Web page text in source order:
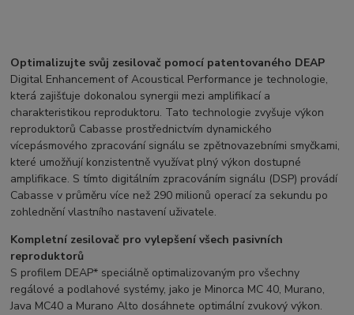
Optimalizujte svůj zesilovač pomocí patentovaného DEAP
Digital Enhancement of Acoustical Performance je technologie,
která zajišťuje dokonalou synergii mezi amplifikací a
charakteristikou reproduktoru. Tato technologie zvyšuje výkon
reproduktorů Cabasse prostřednictvím dynamického
vícepásmového zpracování signálu se zpětnovazebními smyčkami,
které umožňují konzistentně využívat plný výkon dostupné
amplifikace. S tímto digitálním zpracováním signálu (DSP) provádí
Cabasse v průměru více než 290 milionů operací za sekundu po
zohlednění vlastního nastavení uživatele.
Kompletní zesilovač pro vylepšení všech pasivních
reproduktorů
S profilem DEAP* speciálně optimalizovaným pro všechny
regálové a podlahové systémy, jako je Minorca MC 40, Murano,
Java MC40 a Murano Alto dosáhnete optimální zvukový výkon.